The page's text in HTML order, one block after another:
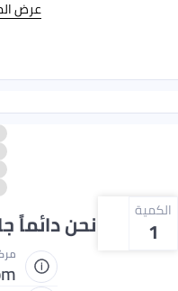
عرض
الكمية
1 نحن دائماً